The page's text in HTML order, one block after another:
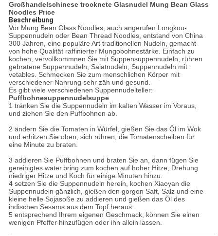
Großhandelschinese trocknete Glasnudel Mung Bean Glass
Noodles Price
Beschreibung
Vor Mung Bean Glass Noodles, auch angerufen Longkou-
Suppennudeln oder Bean Thread Noodles, entstand von China
300 Jahren, eine populäre Art traditionellen Nudeln, gemacht
von hohe Qualität raffinierter Mungobohnestärke. Einfach zu
kochen, vervollkommnen Sie mit Suppensuppennudeln, rühren
gebratene Suppennudeln, Salatnudeln, Suppennudeln mit
vetables. Schmecken Sie zum menschlichen Körper mit
verschiedener Nahrung sehr zäh und gesund.
Es gibt viele verschiedenen Suppennudelteller:
Puffbohnesuppennudelsuppe
1 tränken Sie die Suppennudeln im kalten Wasser im Voraus,
und ziehen Sie den Puffbohnen ab.
2 ändern Sie die Tomaten in Würfel, gießen Sie das Öl im Wok
und erhitzen Sie oben, sich rühren, die Tomatenscheiben für
eine Minute zu braten.
3 addieren Sie Puffbohnen und braten Sie an, dann fügen Sie
gereinigtes water.bring zum kochen auf hoher Hitze, Drehung
niedriger Hitze und Koch für einige Minuten hinzu.
4 setzen Sie die Suppennudeln herein, kochen Xiaoyan die
Suppennudeln gänzlich, gießen den gorgon Saft, Salz und eine
kleine helle Sojasoße zu addieren und gießen das Öl des
indischen Sesams aus dem Topf heraus.
5 entsprechend Ihrem eigenen Geschmack, können Sie einen
wenigen Pfeffer hinzufügen oder ihn allein lassen.